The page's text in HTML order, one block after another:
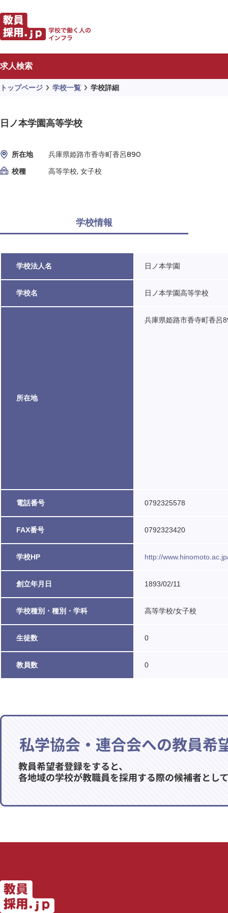
求人検索
トップページ 学校一覧 学校詳細
日ノ本学園高等学校
所在地
兵庫県姫路市香寺町香呂890
校種
高等学校, 女子校
学校情報
学校法人名 日ノ本学園
学校名 日ノ本学園高等学校
所在地
兵庫県姫路市香寺町香呂
電話番号 0792325578
FAX番号 0792323420
学校HP http://
創立年月日 1893/02/11
学校種別・種別・学科 高等学校/女子校
生徒数 0
教員数 0